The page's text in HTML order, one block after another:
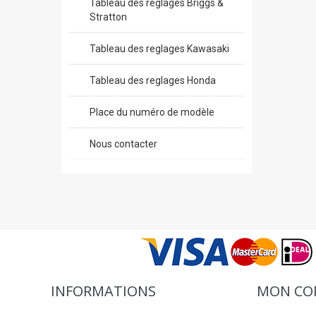
Tableau des reglages Briggs &
Stratton
Tableau des reglages Kawasaki
Tableau des reglages Honda
Place du numéro de modèle
Nous contacter
INFORMATIONS MON